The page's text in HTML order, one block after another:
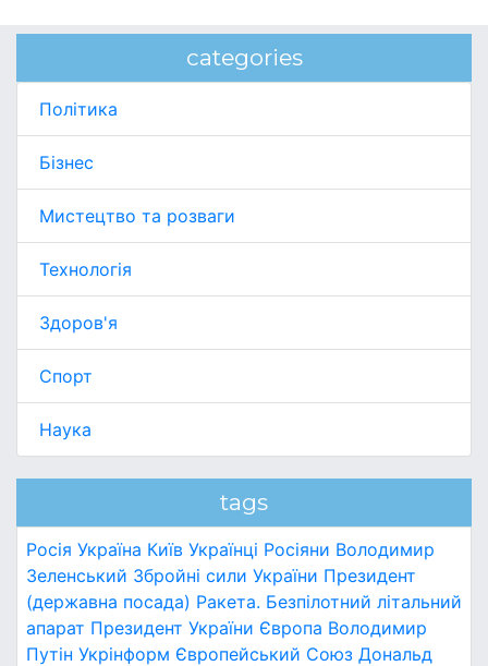
categories
Політика
Бізнес
Мистецтво та розваги
Технологія
Здоров'я
Спорт
Наука
tags
Росія Україна Київ Українці Росіяни Володимир
Зеленський Збройні сили України Президент
(державна посада) Ракета. Безпілотний літальний
апарат Президент України Європа Володимир
Путін Укрінформ Європейський Союз Дональд